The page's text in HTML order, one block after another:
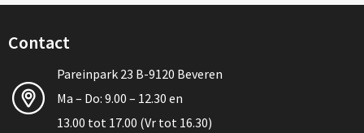
Contact
Pareinpark 23 B-9120 Beveren
Ma – Do: 9.00 – 12.30 en
13.00 tot 17.00 (Vr tot 16.30)